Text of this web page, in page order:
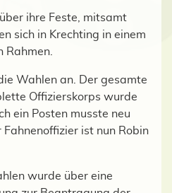
ihre Feste, mitsamt
sich in Krechting in einem
Rahmen.
Wahlen an. Der gesamte
Offizierskorps wurde
ein Posten musste neu
ist nun Robin
wurde über eine